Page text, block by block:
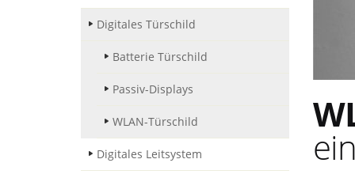
Digitales Türschild
Batterie Türschild
Passiv-Displays
WLAN-Türschild
Digitales Leitsystem